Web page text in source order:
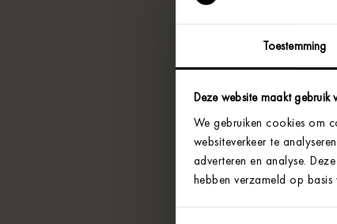
Toestemming
Deze website maakt gebruik
We gebruiken cookies om
websiteverkeer te
adverteren en analyse.
hebben verzameld op basis